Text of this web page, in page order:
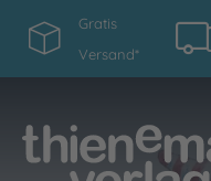
Gratis
Versand*